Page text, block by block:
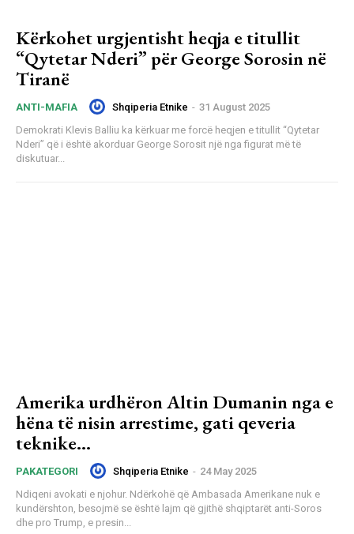
Kërkohet urgjentisht heqja e titullit
“Qytetar Nderi” për George Sorosin në
Tiranë
ANTI-MAFIA Shqiperia Etnike - 31 August 2025
Demokrati Klevis Balliu ka kërkuar me forcë heqjen e titullit “Qytetar
Nderi” që i është akorduar George Sorosit një nga figurat më të
diskutuar...
Amerika urdhëron Altin Dumanin nga e
hëna të nisin arrestime, gati qeveria
teknike…
PAKATEGORI Shqiperia Etnike - 24 May 2025
Ndiqeni avokati e njohur. Ndërkohë që Ambasada Amerikane nuk e
kundërshton, besojmë se është lajm që gjithë shqiptarët anti-Soros
dhe pro Trump, e presin...